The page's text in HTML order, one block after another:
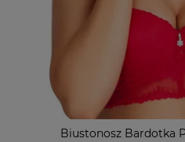
Biustonosz Bardotka